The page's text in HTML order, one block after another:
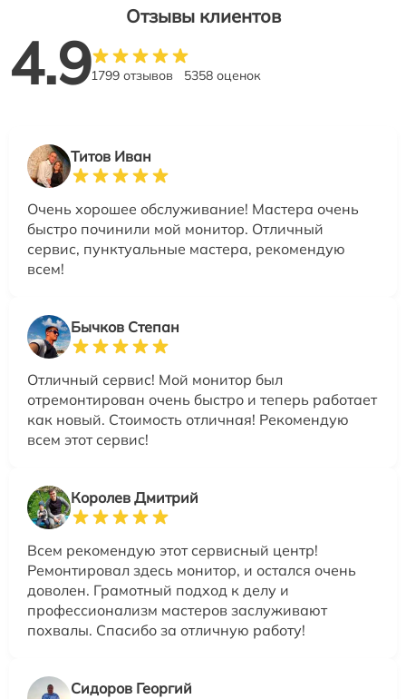
Отзывы клиентов
4.91799 отзывов 5358 оценок
Титов Иван
Очень хорошее обслуживание! Мастера очень
быстро починили мой монитор. Отличный
сервис, пунктуальные мастера, рекомендую
всем!
Бычков Степан
Отличный сервис! Мой монитор был
отремонтирован очень быстро и теперь работает
как новый. Стоимость отличная! Рекомендую
всем этот сервис!
Королев Дмитрий
Всем рекомендую этот сервисный центр!
Ремонтировал здесь монитор, и остался очень
доволен. Грамотный подход к делу и
профессионализм мастеров заслуживают
похвалы. Спасибо за отличную работу!
Сидоров Георгий